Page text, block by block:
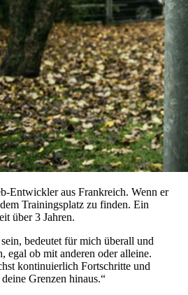
Entwickler aus Frankreich. Wenn er
Trainingsplatz zu finden. Ein
über 3 Jahren.
bedeutet für mich überall und
egal ob mit anderen oder alleine.
kontinuierlich Fortschritte und
Grenzen hinaus.“